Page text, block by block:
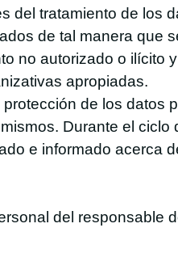
del tratamiento de los
de tal manera que
no autorizado o ilícito
apropiadas.
de los datos
Durante el ciclo
e informado acerca
del responsable